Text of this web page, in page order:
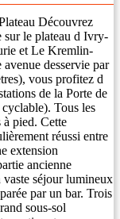
Découvrez
sur le plateau d Ivry-
et Le Kremlin-
desservie par
vous profitez d
de la Porte de
Tous les
à pied. Cette
réussi entre
extension
ancienne
séjour lumineux
par un bar. Trois
sous-sol